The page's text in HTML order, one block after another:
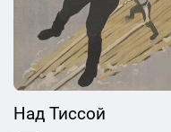
Над Тиссой